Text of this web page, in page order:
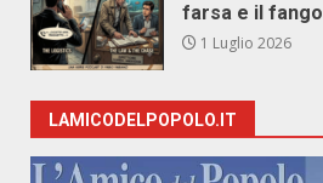
farsa e il fango
1 Luglio 2026
LAMICODELPOPOLO.IT